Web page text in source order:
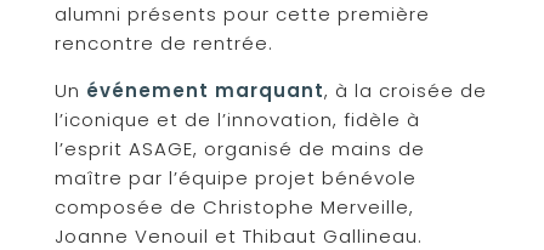
alumni présents pour cette première
rencontre de rentrée.
Un événement marquant, à la croisée de
l’iconique et de l’innovation, fidèle à
l’esprit ASAGE, organisé de mains de
maître par l’équipe projet bénévole
composée de Christophe Merveille,
Joanne Venouil et Thibaut Gallineau.